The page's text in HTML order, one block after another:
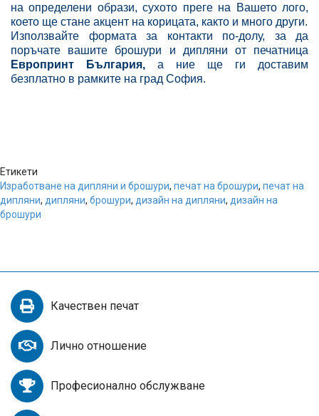
на определени образи, сухото преге на Вашето лого,
което ще стане акцент на корицата, както и много други.
Използвайте формата за контакти по-долу, за да
поръчате вашите брошури и дипляни от печатница
Европринт България, а ние ще ги доставим
безплатно в рамките на град София.
Етикети
Изработване на дипляни и брошури, печат на брошури, печат на
дипляни, дипляни, брошури, дизайн на дипляни, дизайн на
брошури
Качествен печат
Лично отношение
Професионално обслужване